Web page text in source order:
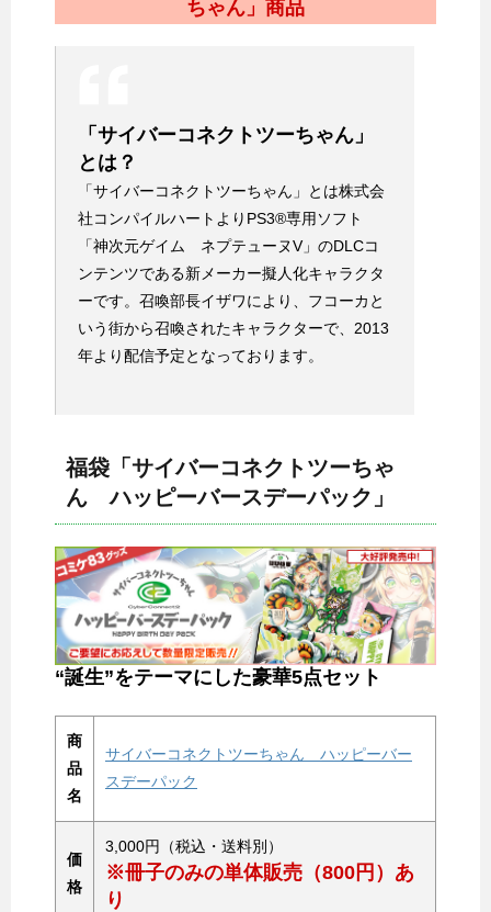
ちゃん」商品
「サイバーコネクトツーちゃん」
とは？
「サイバーコネクトツーちゃん」とは株式会
社コンパイルハートよりPS3®専用ソフト
「神次元ゲイム ネプテューヌV」のDLCコ
ンテンツである新メーカー擬人化キャラクタ
ーです。召喚部長イザワにより、フコーカと
いう街から召喚されたキャラクターで、2013
年より配信予定となっております。
福袋「サイバーコネクトツーちゃ
ん ハッピーバースデーパック」
“誕生”をテーマにした豪華5点セット
商
品
名
サイバーコネクトツーちゃん ハッピーバー
スデーパック
価
格
3,000円（税込・送料別）
※冊子のみの単体販売（800円）あ
り